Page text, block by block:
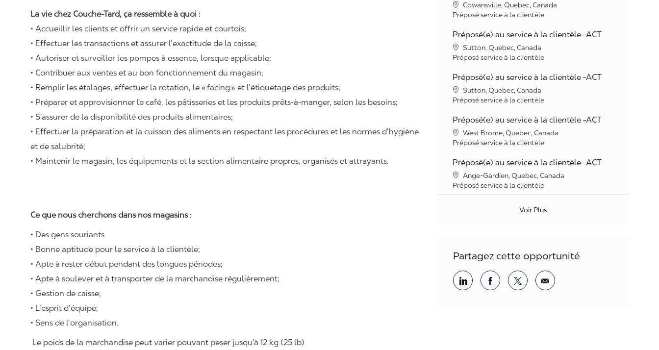
La vie chez Couche-Tard, ça ressemble à quoi :
• Accueillir les clients et offrir un service rapide et courtois;
• Effectuer les transactions et assurer l’exactitude de la caisse;
• Autoriser et surveiller les pompes à essence, lorsque applicable;
• Contribuer aux ventes et au bon fonctionnement du magasin;
• Remplir les étalages, effectuer la rotation, le «facing» et l’étiquetage des produits;
• Préparer et approvisionner le café, les pâtisseries et les produits prêts-à-manger, selon les besoins;
• S’assurer de la disponibilité des produits alimentaires;
• Effectuer la préparation et la cuisson des aliments en respectant les procédures et les normes d’hygiène
et de salubrité;
• Maintenir le magasin, les équipements et la section alimentaire propres, organisés et attrayants.
Ce que nous cherchons dans nos magasins :
• Des gens souriants
• Bonne aptitude pour le service à la clientèle;
• Apte à rester début pendant des longues périodes;
• Apte à soulever et à transporter de la marchandise régulièrement;
• Gestion de caisse;
• L’esprit d’équipe;
• Sens de l’organisation.
Le poids de la marchandise peut varier pouvant peser jusqu’à 12 kg (25 lb)
LieuCowansville, Quebec, Canada
Catégorie
Préposé service à la clientèle
Préposé(e) au service à la clientèle -ACT
LieuSutton, Quebec, Canada
Catégorie
Préposé service à la clientèle
Préposé(e) au service à la clientèle -ACT
LieuSutton, Quebec, Canada
Catégorie
Préposé service à la clientèle
Préposé(e) au service à la clientèle -ACT
LieuWest Brome, Quebec, Canada
Catégorie
Préposé service à la clientèle
Préposé(e) au service à la clientèle -ACT
LieuAnge-Gardien, Quebec, Canada
Catégorie
Préposé service à la clientèle
Voir Plus
Partagez cette opportunité
Partager par LinkedIn
Partager par Facebook
<span style='background-color:
<span style='background-